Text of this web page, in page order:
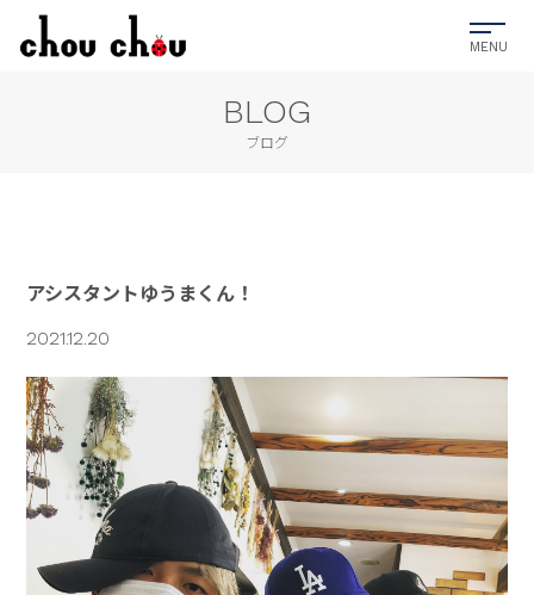
BLOG
ブログ
アシスタントゆうまくん！
2021.12.20